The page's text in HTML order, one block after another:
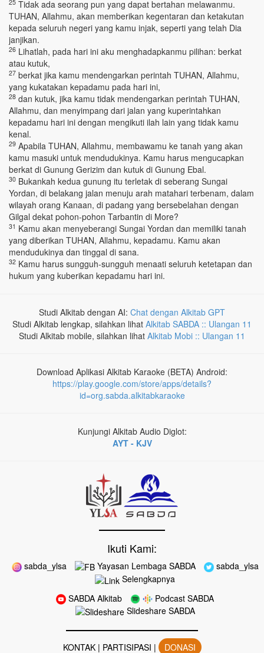
25 Tidak ada seorang pun yang dapat bertahan melawanmu.
TUHAN, Allahmu, akan memberikan kegentaran dan ketakutan
kepada seluruh negeri yang kamu injak, seperti yang telah Dia
janjikan.
26 Lihatlah, pada hari ini aku menghadapkanmu pilihan: berkat
atau kutuk,
27 berkat jika kamu mendengarkan perintah TUHAN, Allahmu,
yang kukatakan kepadamu pada hari ini,
28 dan kutuk, jika kamu tidak mendengarkan perintah TUHAN,
Allahmu, dan menyimpang dari jalan yang kuperintahkan
kepadamu hari ini dengan mengikuti ilah lain yang tidak kamu
kenal.
29 Apabila TUHAN, Allahmu, membawamu ke tanah yang akan
kamu masuki untuk mendudukinya. Kamu harus mengucapkan
berkat di Gunung Gerizim dan kutuk di Gunung Ebal.
30 Bukankah kedua gunung itu terletak di seberang Sungai
Yordan, di belakang jalan menuju arah matahari terbenam, dalam
wilayah orang Kanaan, di padang yang bersebelahan dengan
Gilgal dekat pohon-pohon Tarbantin di More?
31 Kamu akan menyeberangi Sungai Yordan dan memiliki tanah
yang diberikan TUHAN, Allahmu, kepadamu. Kamu akan
mendudukinya dan tinggal di sana.
32 Kamu harus sungguh-sungguh menaati seluruh ketetapan dan
hukum yang kuberikan kepadamu hari ini.
Studi Alkitab dengan AI: Chat dengan Alkitab GPT
Studi Alkitab lengkap, silahkan lihat Alkitab SABDA :: Ulangan 11
Studi Alkitab mobile, silahkan lihat Alkitab Mobi :: Ulangan 11
Download Aplikasi Alkitab Karaoke (BETA) Android:
https://play.google.com/store/apps/details?
id=org.sabda.alkitabkaraoke
Kunjungi Alkitab Audio Diglot:
AYT - KJV
Ikuti Kami:
sabda_ylsa Yayasan Lembaga SABDA
sabda_ylsa
Selengkapnya
SABDA Alkitab
Podcast SABDA
Slideshare SABDA
KONTAK| PARTISIPASI | DONASI